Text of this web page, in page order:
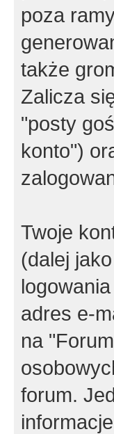
poza
także
Zalicza
"posty
konto")
Twoje
(dalej
adres e-
na
forum.